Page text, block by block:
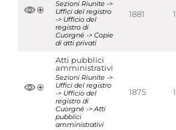
Sezioni Riunite ->
Uffici del registro
-> Ufficio del
registro di
Cuorgné -> Copie
di atti privati
1881
Atti pubblici
amministrativi
Sezioni Riunite ->
Uffici del registro
-> Ufficio del
registro di
Cuorgné -> Atti
pubblici
amministrativi
1875